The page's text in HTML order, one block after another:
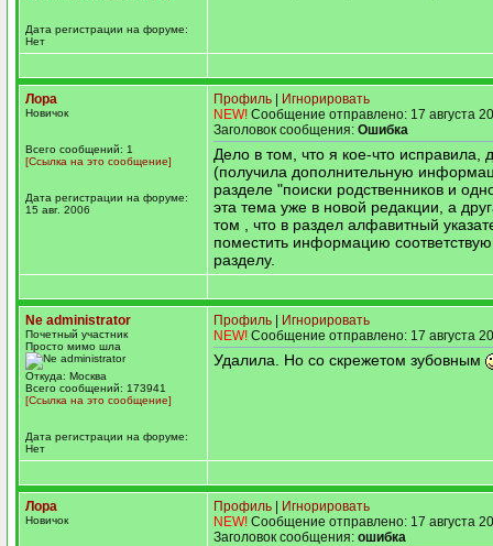
Дата регистрации на форуме:
Нет
Лора
Новичок
Всего сообщений: 1
[Ссылка на это сообщение]
Дата регистрации на форуме:
15 авг. 2006
Профиль
Игнорировать
NEW! Сообщение отправлено: 17 августа
Заголовок сообщения: Ошибка
Дело в том, что я кое-что исправила,
(получила дополнительную
разделе "поиски родственников и
эта тема уже в новой редакции, а
том , что в раздел алфавитный
поместить информацию
разделу.
Ne administrator
Почетный участник
Просто мимо шла
Откуда: Москва
Всего сообщений: 173941
[Ссылка на это сообщение]
Дата регистрации на форуме:
Нет
Профиль
Игнорировать
NEW! Сообщение отправлено: 17 августа
Удалила. Но со скрежетом зубовным
Лора
Новичок
Профиль
Игнорировать
NEW! Сообщение отправлено: 17 августа
Заголовок сообщения: ошибка